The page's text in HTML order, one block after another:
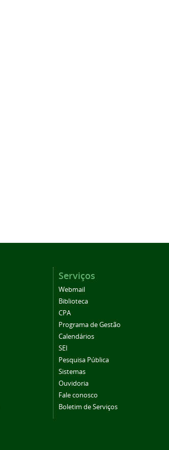
Serviços
Webmail
Biblioteca
CPA
Programa de Gestão
Calendários
SEI
Pesquisa Pública
Sistemas
Ouvidoria
Fale conosco
Boletim de Serviços